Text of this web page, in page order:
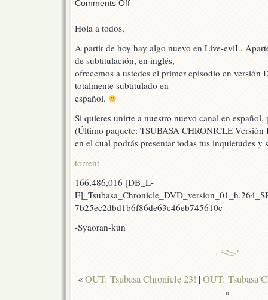
Comments Off
1
in
Hola a todos,
A partir de hoy hay algo nuevo en Live-eviL.
de subtitulación, en inglés,
ofrecemos a ustedes el primer episodio en versión
totalmente subtitulado en
español.
Si quieres unirte a nuestro nuevo canal en
(Último paquete: TSUBASA CHRONICLE
en el cual podrás presentar todas tus inquietudes y
torrent
166,486,016 [DB_L-
7b25ec2dbd1b6f86de63c46eb745610c
-Syaoran-kun
«OUT: Tsubasa Chronicle 23! |OUT: Tsubasa
»